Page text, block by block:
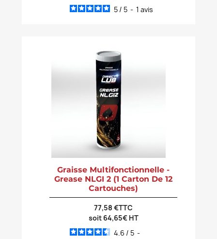
5 / 5 - 1 avis
Graisse Multifonctionnelle -
Grease NLGI 2 (1 Carton De 12
Cartouches)
77,58 €TTC
soit 64,65€ HT
4.6 / 5 -